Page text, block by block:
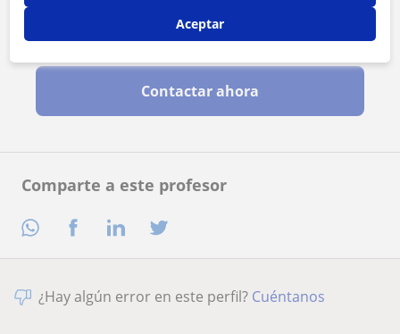
Comparte a este profesor
Al hacer clic, aceptas nuestroaviso legaly deprivacidad
Contactar ahora
¿Hay algún error en este perfil? Cuéntanos
Aceptar